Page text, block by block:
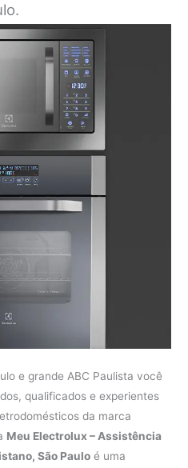
e grande ABC Paulista você
qualificados e experientes
da marca
Meu Electrolux – Assistência
São Paulo é uma